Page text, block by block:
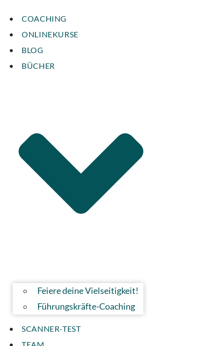
COACHING
ONLINEKURSE
BLOG
BÜCHER
Feiere deine Vielseitigkeit!
Führungskräfte-Coaching
SCANNER-TEST